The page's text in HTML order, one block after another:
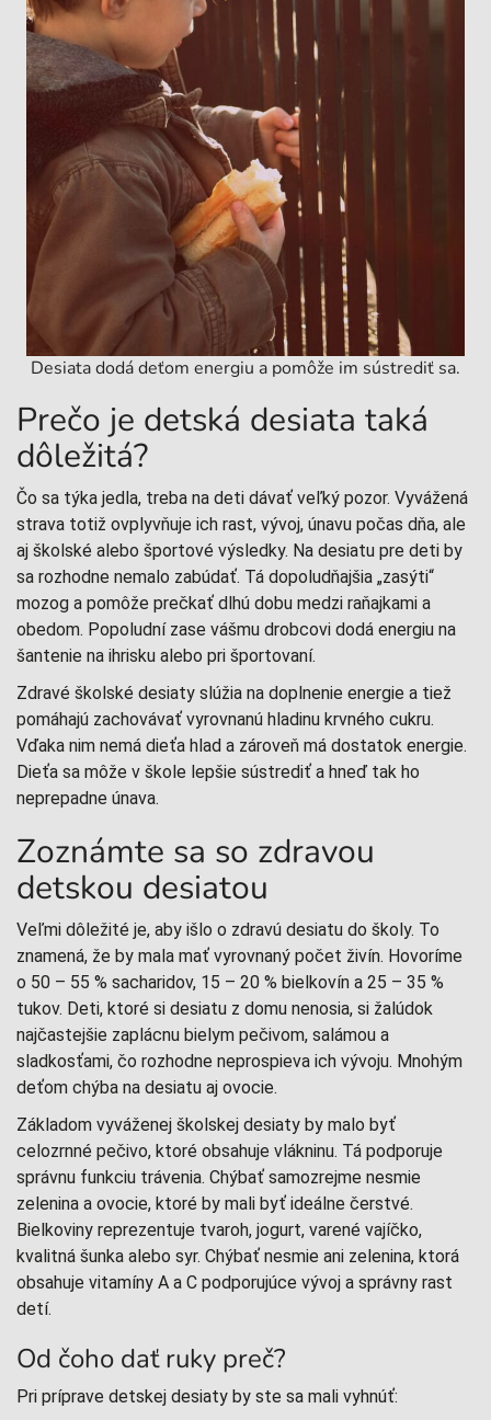
Desiata dodá deťom energiu a pomôže im sústrediť sa.
Prečo je detská desiata taká
dôležitá?
Čo sa týka jedla, treba na deti dávať veľký pozor. Vyvážená
strava totiž ovplyvňuje ich rast, vývoj, únavu počas dňa, ale
aj školské alebo športové výsledky. Na desiatu pre deti by
sa rozhodne nemalo zabúdať. Tá dopoludňajšia „zasýti“
mozog a pomôže prečkať dlhú dobu medzi raňajkami a
obedom. Popoludní zase vášmu drobcovi dodá energiu na
šantenie na ihrisku alebo pri športovaní.
Zdravé školské desiaty slúžia na doplnenie energie a tiež
pomáhajú zachovávať vyrovnanú hladinu krvného cukru.
Vďaka nim nemá dieťa hlad a zároveň má dostatok energie.
Dieťa sa môže v škole lepšie sústrediť a hneď tak ho
neprepadne únava.
Zoznámte sa so zdravou
detskou desiatou
Veľmi dôležité je, aby išlo o zdravú desiatu do školy. To
znamená, že by mala mať vyrovnaný počet živín. Hovoríme
o 50 – 55 % sacharidov, 15 – 20 % bielkovín a 25 – 35 %
tukov. Deti, ktoré si desiatu z domu nenosia, si žalúdok
najčastejšie zaplácnu bielym pečivom, salámou a
sladkosťami, čo rozhodne neprospieva ich vývoju. Mnohým
deťom chýba na desiatu aj ovocie.
Základom vyváženej školskej desiaty by malo byť
celozrnné pečivo, ktoré obsahuje vlákninu. Tá podporuje
správnu funkciu trávenia. Chýbať samozrejme nesmie
zelenina a ovocie, ktoré by mali byť ideálne čerstvé.
Bielkoviny reprezentuje tvaroh, jogurt, varené vajíčko,
kvalitná šunka alebo syr. Chýbať nesmie ani zelenina, ktorá
obsahuje vitamíny A a C podporujúce vývoj a správny rast
detí.
Od čoho dať ruky preč?
Pri príprave detskej desiaty by ste sa mali vyhnúť: